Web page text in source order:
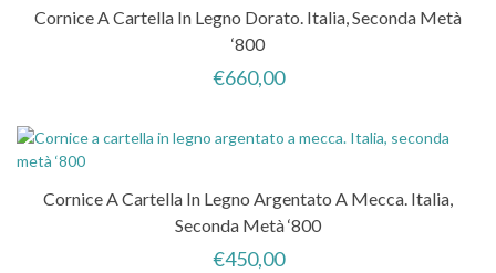
Cornice A Cartella In Legno Dorato. Italia, Seconda Metà
‘800
€660,00
Cornice A Cartella In Legno Argentato A Mecca. Italia,
Seconda Metà ‘800
€450,00